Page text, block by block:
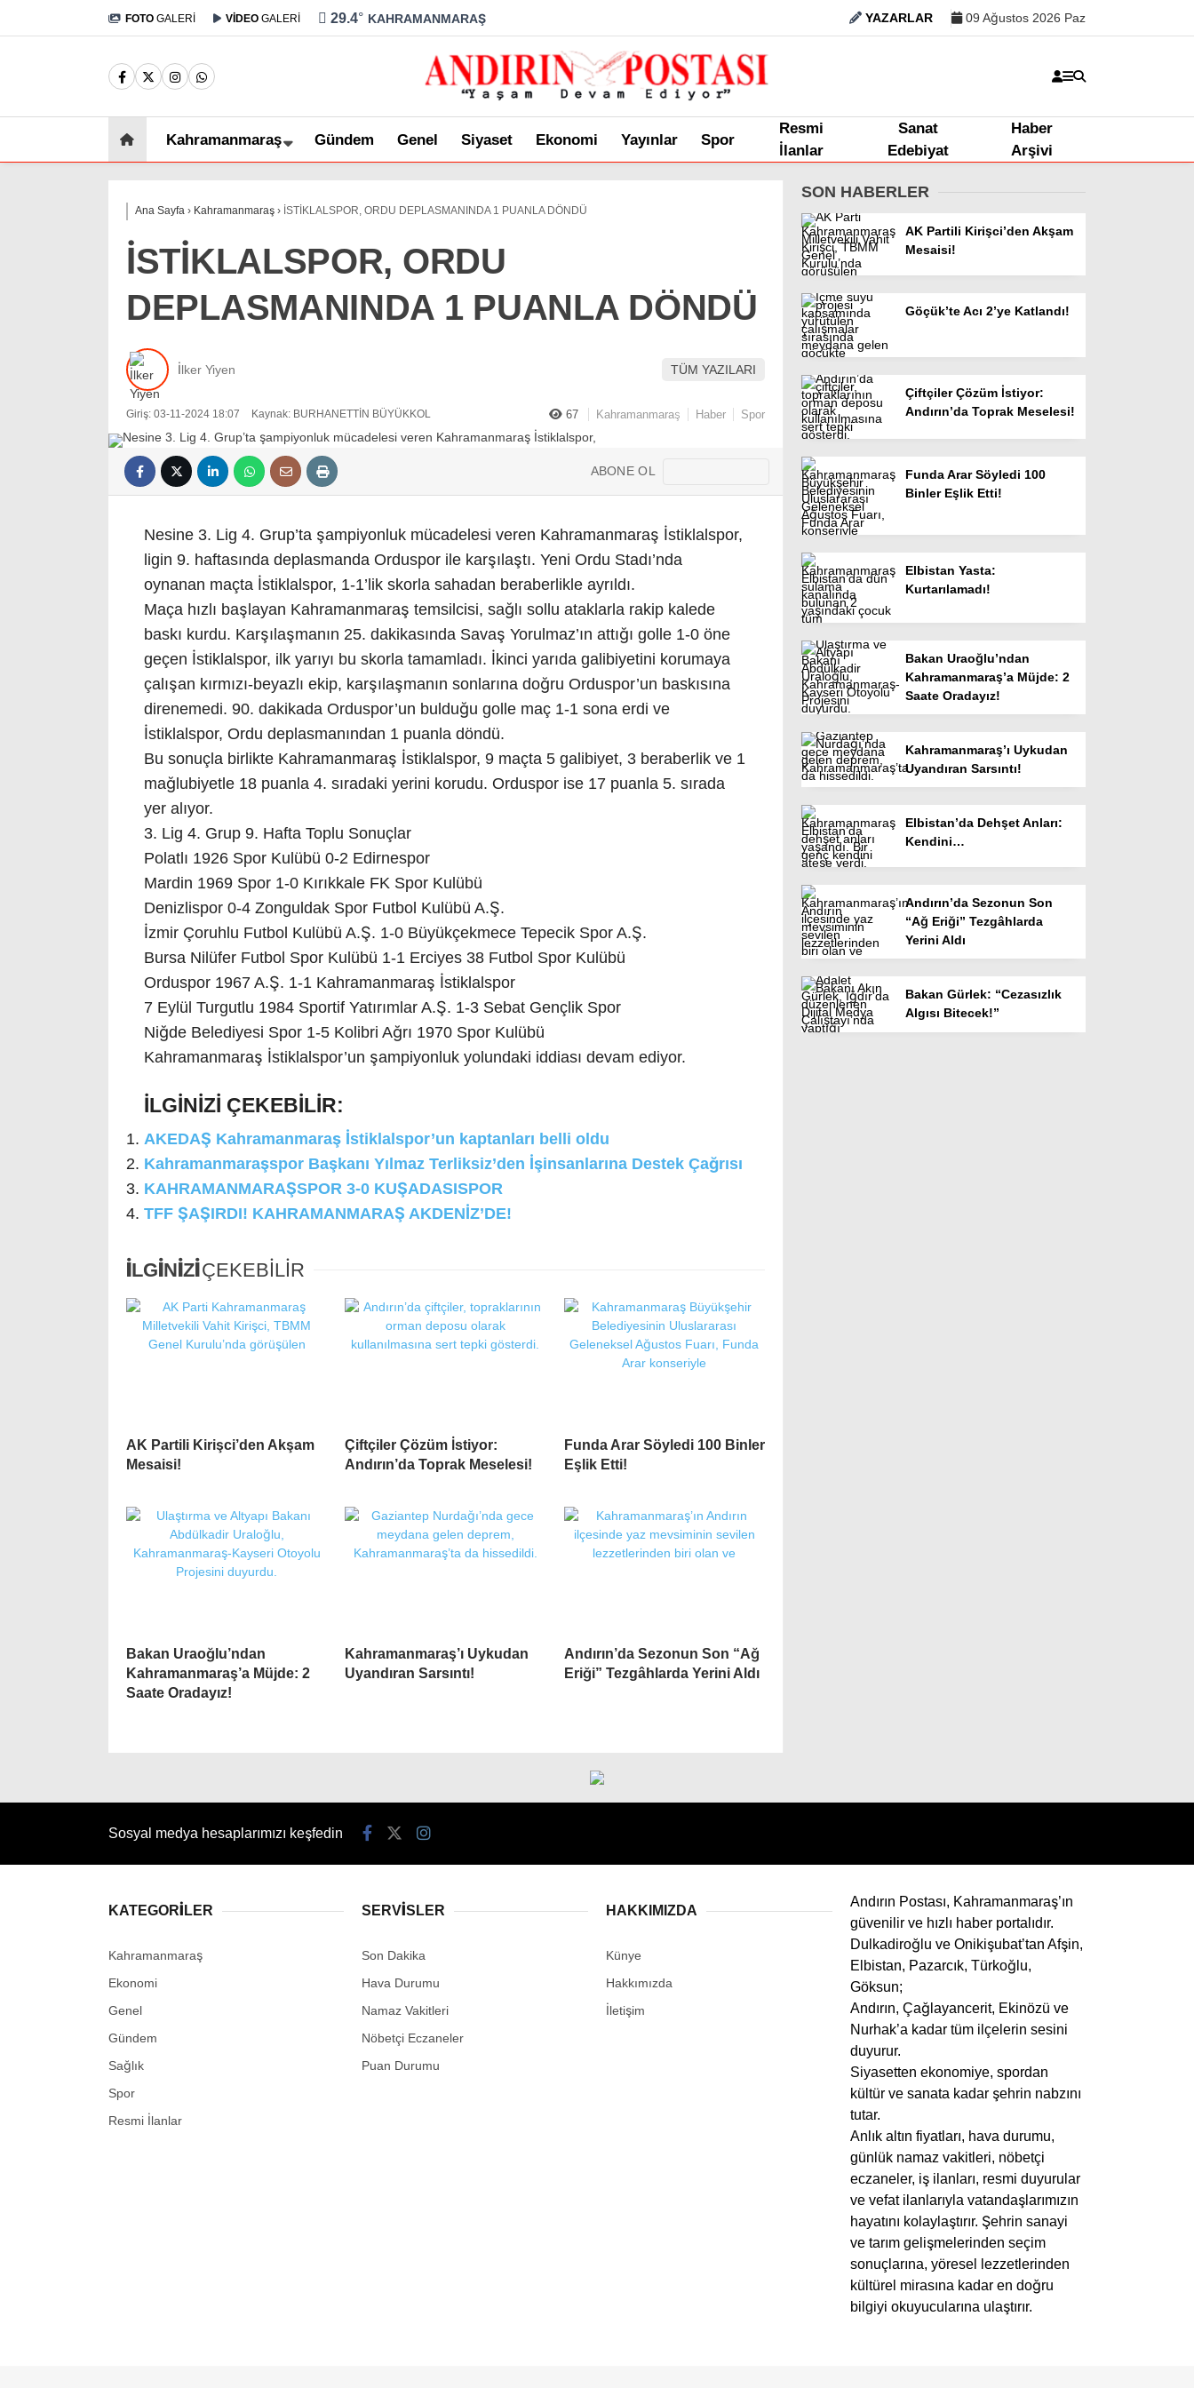
FOTO GALERİ VİDEO GALERİ 29.4° KAHRAMANMARAŞ YAZARLAR 09 Ağustos 2026 Paz
Kahramanmaraş Gündem Genel Siyaset Ekonomi Yayınlar Spor
Resmi
İlanlar
Sanat
Edebiyat
Haber
Arşivi
Ana Sayfa › Kahramanmaraş › İSTİKLALSPOR, ORDU DEPLASMANINDA 1 PUANLA DÖNDÜ
İSTİKLALSPOR, ORDU
DEPLASMANINDA 1 PUANLA DÖNDÜ
İlker Yiyen TÜM YAZILARI
Giriş: 03-11-2024 18:07 Kaynak: BURHANETTİN BÜYÜKKOL 67 Kahramanmaraş Haber Spor
ABONE OL
Nesine 3. Lig 4. Grup’ta şampiyonluk mücadelesi veren Kahramanmaraş İstiklalspor,
ligin 9. haftasında deplasmanda Orduspor ile karşılaştı. Yeni Ordu Stadı’nda
oynanan maçta İstiklalspor, 1-1’lik skorla sahadan beraberlikle ayrıldı.
Maça hızlı başlayan Kahramanmaraş temsilcisi, sağlı sollu ataklarla rakip kalede
baskı kurdu. Karşılaşmanın 25. dakikasında Savaş Yorulmaz’ın attığı golle 1-0 öne
geçen İstiklalspor, ilk yarıyı bu skorla tamamladı. İkinci yarıda galibiyetini korumaya
çalışan kırmızı-beyazlı ekip, karşılaşmanın sonlarına doğru Orduspor’un baskısına
direnemedi. 90. dakikada Orduspor’un bulduğu golle maç 1-1 sona erdi ve
İstiklalspor, Ordu deplasmanından 1 puanla döndü.
Bu sonuçla birlikte Kahramanmaraş İstiklalspor, 9 maçta 5 galibiyet, 3 beraberlik ve 1
mağlubiyetle 18 puanla 4. sıradaki yerini korudu. Orduspor ise 17 puanla 5. sırada
yer alıyor.
3. Lig 4. Grup 9. Hafta Toplu Sonuçlar
Polatlı 1926 Spor Kulübü 0-2 Edirnespor
Mardin 1969 Spor 1-0 Kırıkkale FK Spor Kulübü
Denizlispor 0-4 Zonguldak Spor Futbol Kulübü A.Ş.
İzmir Çoruhlu Futbol Kulübü A.Ş. 1-0 Büyükçekmece Tepecik Spor A.Ş.
Bursa Nilüfer Futbol Spor Kulübü 1-1 Erciyes 38 Futbol Spor Kulübü
Orduspor 1967 A.Ş. 1-1 Kahramanmaraş İstiklalspor
7 Eylül Turgutlu 1984 Sportif Yatırımlar A.Ş. 1-3 Sebat Gençlik Spor
Niğde Belediyesi Spor 1-5 Kolibri Ağrı 1970 Spor Kulübü
Kahramanmaraş İstiklalspor’un şampiyonluk yolundaki iddiası devam ediyor.
İLGİNİZİ ÇEKEBİLİR:
AKEDAŞ Kahramanmaraş İstiklalspor’un kaptanları belli oldu
Kahramanmaraşspor Başkanı Yılmaz Terliksiz’den İşinsanlarına Destek Çağrısı
KAHRAMANMARAŞSPOR 3-0 KUŞADASISPOR
TFF ŞAŞIRDI! KAHRAMANMARAŞ AKDENİZ’DE!
İLGİNİZİ ÇEKEBİLİR
AK Partili Kirişci’den Akşam
Mesaisi!
Çiftçiler Çözüm İstiyor:
Andırın’da Toprak Meselesi!
Funda Arar Söyledi 100 Binler
Eşlik Etti!
Bakan Uraoğlu’ndan
Kahramanmaraş’a Müjde: 2
Saate Oradayız!
Kahramanmaraş’ı Uykudan
Uyandıran Sarsıntı!
Andırın’da Sezonun Son “Ağ
Eriği” Tezgâhlarda Yerini Aldı
SON HABERLER
AK Partili Kirişci’den Akşam
Mesaisi!
Göçük’te Acı 2’ye Katlandı!
Çiftçiler Çözüm İstiyor:
Andırın’da Toprak Meselesi!
Funda Arar Söyledi 100
Binler Eşlik Etti!
Elbistan Yasta:
Kurtarılamadı!
Bakan Uraoğlu’ndan
Kahramanmaraş’a Müjde: 2
Saate Oradayız!
Kahramanmaraş’ı Uykudan
Uyandıran Sarsıntı!
Elbistan’da Dehşet Anları:
Kendini…
Andırın’da Sezonun Son
“Ağ Eriği” Tezgâhlarda
Yerini Aldı
Bakan Gürlek: “Cezasızlık
Algısı Bitecek!”
Sosyal medya hesaplarımızı keşfedin
KATEGORİLER
Kahramanmaraş
Ekonomi
Genel
Gündem
Sağlık
Spor
Resmi İlanlar
SERVİSLER
Son Dakika
Hava Durumu
Namaz Vakitleri
Nöbetçi Eczaneler
Puan Durumu
HAKKIMIZDA
Künye
Hakkımızda
İletişim
Andırın Postası, Kahramanmaraş’ın
güvenilir ve hızlı haber portalıdır.
Dulkadiroğlu ve Onikişubat’tan Afşin,
Elbistan, Pazarcık, Türkoğlu,
Göksun;
Andırın, Çağlayancerit, Ekinözü ve
Nurhak’a kadar tüm ilçelerin sesini
duyurur.
Siyasetten ekonomiye, spordan
kültür ve sanata kadar şehrin nabzını
tutar.
Anlık altın fiyatları, hava durumu,
günlük namaz vakitleri, nöbetçi
eczaneler, iş ilanları, resmi duyurular
ve vefat ilanlarıyla vatandaşlarımızın
hayatını kolaylaştırır. Şehrin sanayi
ve tarım gelişmelerinden seçim
sonuçlarına, yöresel lezzetlerinden
kültürel mirasına kadar en doğru
bilgiyi okuyucularına ulaştırır.